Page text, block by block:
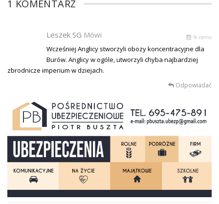
1 KOMENTARZ
Leszek SG Mówi % temu
Wcześniej Anglicy stworzyli obozy koncentracyjne dla
Burów. Anglicy w ogóle, utworzyli chyba najbardziej
zbrodnicze imperium w dziejach.
Odpowiadać